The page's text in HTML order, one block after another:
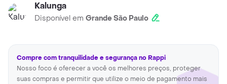
Kalunga
Disponível em Grande São Paulo
Compre com tranquilidade e segurança no Rappi
Nosso foco é oferecer a você os melhores preços, proteger
suas compras e permitir que utilize o meio de pagamento mais